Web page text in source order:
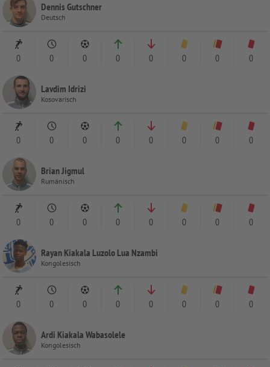
Dennis Gutschner
Deutsch
0 0 0 0 0 0 0 0
Lavdim Idrizi
Kosovarisch
0 0 0 0 0 0 0 0
Brian Jigmul
Rumänisch
0 0 0 0 0 0 0 0
Rayan Kiakala Luzolo Lua Nzambi
Kongolesisch
0 0 0 0 0 0 0 0
Ardi Kiakala Wabasolele
Kongolesisch